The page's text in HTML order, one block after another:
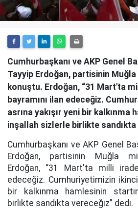
Cumhurbaşkanı ve AKP Genel
Tayyip Erdoğan, partisinin
konuştu. Erdoğan, “31 Mart'ta
bayramını ilan edeceğiz.
asrına yakışır yeni bir kalkınma
inşallah sizlerle birlikte sandıkta
Cumhurbaşkanı ve AKP Genel
Erdoğan, partisinin Muğla
Erdoğan, “31 Mart'ta milli
edeceğiz. Cumhuriyetimizin ikinci
bir kalkınma hamlesinin
birlikte sandıkta vereceğiz” dedi.